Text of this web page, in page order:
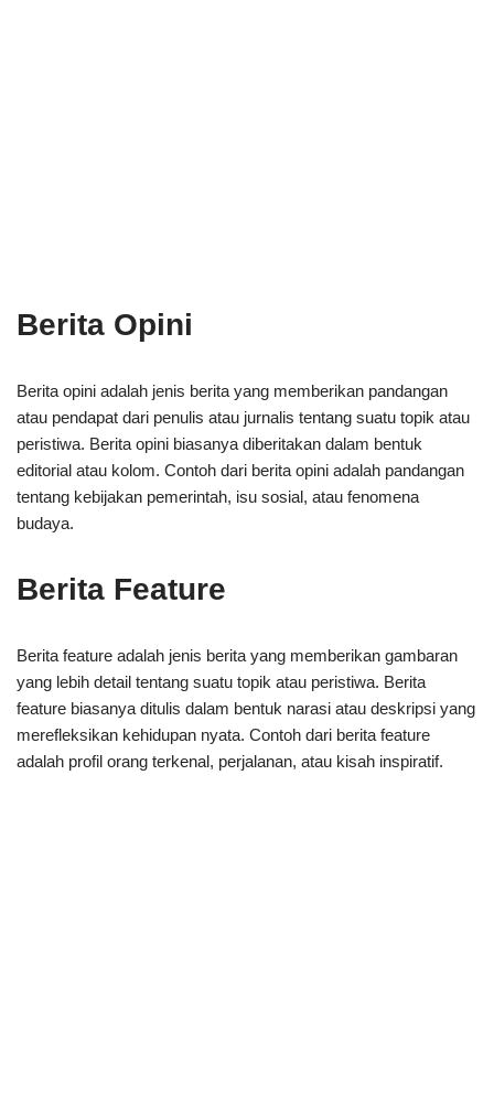
Berita Opini
Berita opini adalah jenis berita yang memberikan pandangan
atau pendapat dari penulis atau jurnalis tentang suatu topik atau
peristiwa. Berita opini biasanya diberitakan dalam bentuk
editorial atau kolom. Contoh dari berita opini adalah pandangan
tentang kebijakan pemerintah, isu sosial, atau fenomena
budaya.
Berita Feature
Berita feature adalah jenis berita yang memberikan gambaran
yang lebih detail tentang suatu topik atau peristiwa. Berita
feature biasanya ditulis dalam bentuk narasi atau deskripsi yang
merefleksikan kehidupan nyata. Contoh dari berita feature
adalah profil orang terkenal, perjalanan, atau kisah inspiratif.